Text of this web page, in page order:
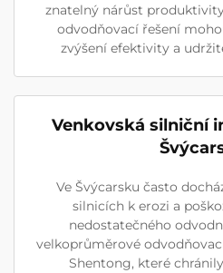
znatelný nárůst
odvodňovací řešení
zvýšení efektivity a
Venkovská silniční
Ve Švýcarsku často
silnicích k erozi a
nedostatečného
velkoprůměrové
Shentong, které